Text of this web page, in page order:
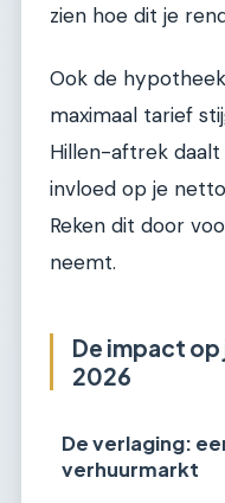
zien hoe dit je
Ook de
maximaal tarief
Hillen-aftrek daalt
invloed op je
Reken dit door
neemt.
De impact
2026
De verlaging:
verhuurmarkt